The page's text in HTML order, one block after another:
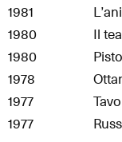
1981
1980
1980
1978
1977
1977